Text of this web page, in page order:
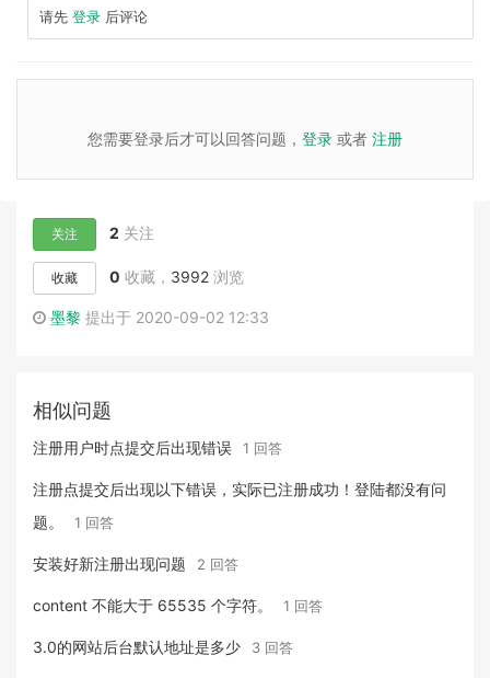
请先 登录 后评论
您需要登录后才可以回答问题， 登录 或者 注册
关注 2 关注
收藏 0 收藏， 3992 浏览
墨黎 提出于 2020-09-02 12:33
相似问题
注册用户时点提交后出现错误 1 回答
注册点提交后出现以下错误，实际已注册成功！登陆都没有问
题。
1 回答
安装好新注册出现问题 2 回答
content 不能大于 65535 个字符。 1 回答
3.0的网站后台默认地址是多少 3 回答